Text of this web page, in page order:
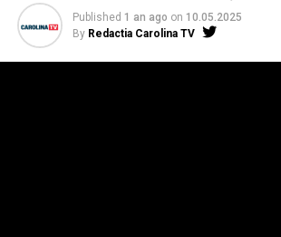
Published 1 an ago on 10.05.2025
By Redactia Carolina TV